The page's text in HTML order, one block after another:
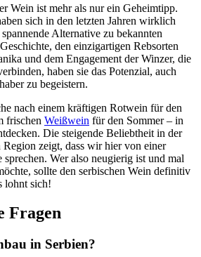
Wein ist mehr als nur ein Geheimtipp.
sich in den letzten Jahren wirklich
Alternative zu bekannten
den einzigartigen Rebsorten
und dem Engagement der Winzer, die
haben sie das Potenzial, auch
zu begeistern.
nach einem kräftigen Rotwein für den
frischen Weißwein für den Sommer – in
Die steigende Beliebtheit in der
Region zeigt, dass wir hier von einer
sprechen. Wer also neugierig ist und mal
sollte den serbischen Wein definitiv
lohnt sich!
Fragen
in Serbien?